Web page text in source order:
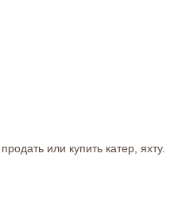
или купить катер, яхту.